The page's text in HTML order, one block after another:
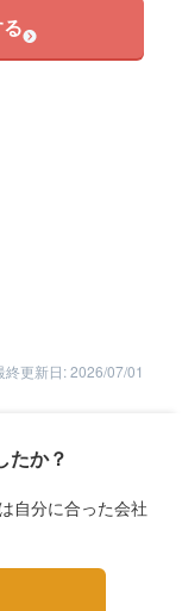
終更新日: 2026/07/01
たか？
自分に合った会社